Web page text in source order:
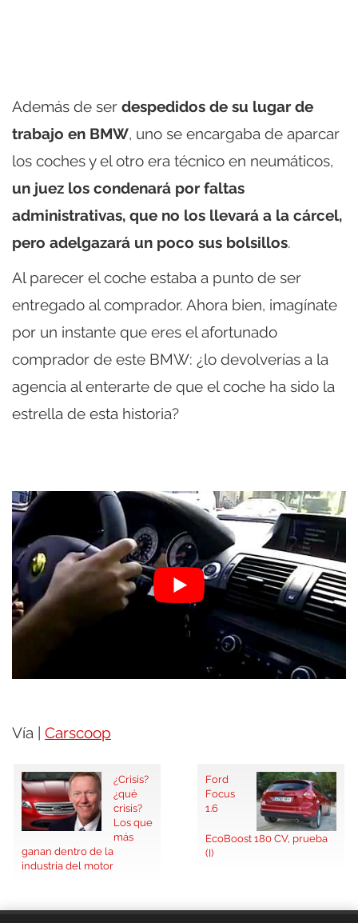
Además de ser despedidos de su lugar de
trabajo en BMW, uno se encargaba de aparcar
los coches y el otro era técnico en neumáticos,
un juez los condenará por faltas
administrativas, que no los llevará a la cárcel,
pero adelgazará un poco sus bolsillos.
Al parecer el coche estaba a punto de ser
entregado al comprador. Ahora bien, imagínate
por un instante que eres el afortunado
comprador de este BMW: ¿lo devolverías a la
agencia al enterarte de que el coche ha sido la
estrella de esta historia?
Vía | Carscoop
¿Crisis?
¿qué
crisis?
Los que
más
ganan dentro de la
industria del motor
Ford
Focus
1.6
EcoBoost 180 CV, prueba
(I)